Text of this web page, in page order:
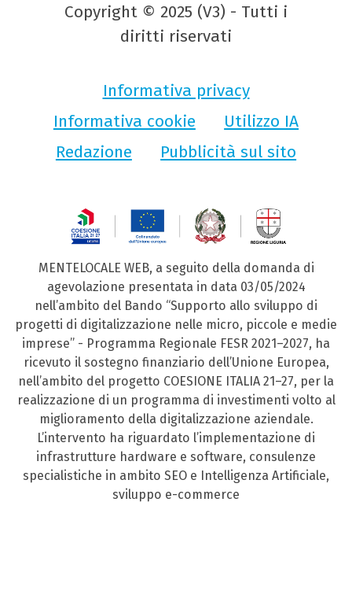
Copyright © 2025 (V3) - Tutti i
diritti riservati
Informativa privacy
Informativa cookie
Utilizzo IA
Redazione
Pubblicità sul sito
MENTELOCALE WEB, a seguito della domanda di
agevolazione presentata in data 03/05/2024
nell’ambito del Bando “Supporto allo sviluppo di
progetti di digitalizzazione nelle micro, piccole e medie
imprese” - Programma Regionale FESR 2021–2027, ha
ricevuto il sostegno finanziario dell’Unione Europea,
nell’ambito del progetto COESIONE ITALIA 21–27, per la
realizzazione di un programma di investimenti volto al
miglioramento della digitalizzazione aziendale.
L’intervento ha riguardato l’implementazione di
infrastrutture hardware e software, consulenze
specialistiche in ambito SEO e Intelligenza Artificiale,
sviluppo e-commerce